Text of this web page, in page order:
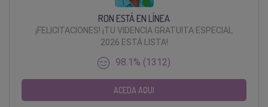
RON ESTÁ EN LÍNEA
¡FELICITACIONES! ¡TU VIDENCIA GRATUITA ESPECIAL
2026 ESTÁ LISTA!
98.1% (1312)
ACEDA AQUI